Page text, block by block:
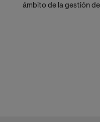
ámbito de la gestión